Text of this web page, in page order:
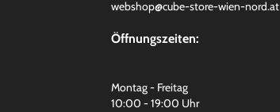
webshop@cube-store-wien-nord.at
Öffnungszeiten:
Montag - Freitag
10:00 - 19:00 Uhr